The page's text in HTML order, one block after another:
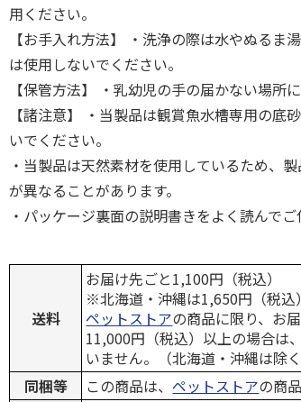
2wayド
グレ
)
獣医師開発 ニオイ
をとる砂専用 猫ト
イレ ナチュラルグ
1,550円
(送料別・税込)
らない消臭・抗菌サ
ンド 4L
1,320円
(送料別・税込)
用ください。
【お手入れ方法】 ・洗浄の際は水やぬるま
は使用しないでください。
【保管方法】 ・乳幼児の手の届かない場所
【諸注意】 ・当製品は観賞魚水槽専用の底
いでください。
・当製品は天然素材を使用しているため、
が異なることがあります。
・パッケージ裏面の説明書きをよく読んでご
送料
お届け先ごと1,100円（税込）
※北海道・沖縄は1,650円（税込）
ペットストアの商品に限り、お
11,000円（税込）以上の場合は
いません。（北海道・沖縄は除く
同梱等
この商品は、ペットストアの商